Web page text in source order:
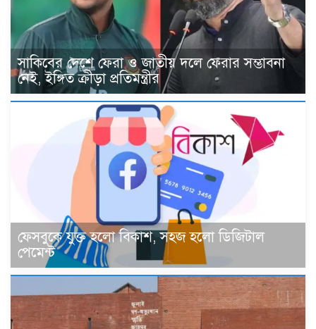
সাকিবের দেশে ফেরা ও জাতীয় দলে ফেরার সম্ভাবনা
নেই, ইঙ্গিত ক্রীড়া প্রতিমন্ত্রীর
ফেসবুকে যুক্ত হলো বিকাশ, সহজ হলো ডিজিটাল
পেমেন্ট